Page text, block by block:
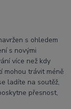
s ohledem
s novými
více než kdy
mohou trávit méně
ladíte na soutěž,
přesnost,